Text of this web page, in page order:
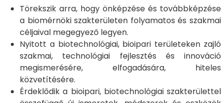
Törekszik arra, hogy önképzése és továbbképzése
a biomérnöki szakterületen folyamatos és szakmai
céljaival megegyező legyen.
Nyitott a biotechnológiai, bioipari területeken zajló
szakmai, technológiai fejlesztés és innováció
megismerésére, elfogadására, hiteles
közvetítésére.
Érdeklődik a bioipari, biotechnológiai szakterülettel